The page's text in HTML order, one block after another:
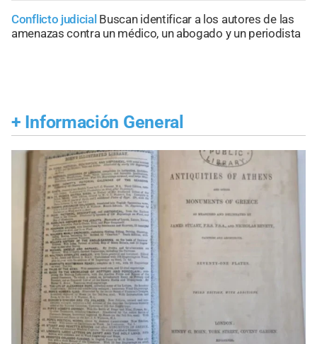
Conflicto judicial Buscan identificar a los autores de las
amenazas contra un médico, un abogado y un periodista
+ Información General